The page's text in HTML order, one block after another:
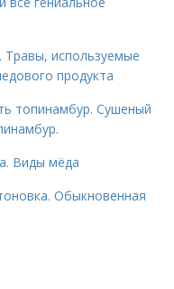
Травы, используемые
продукта
топинамбур. Сушеный
Виды мёда
Обыкновенная